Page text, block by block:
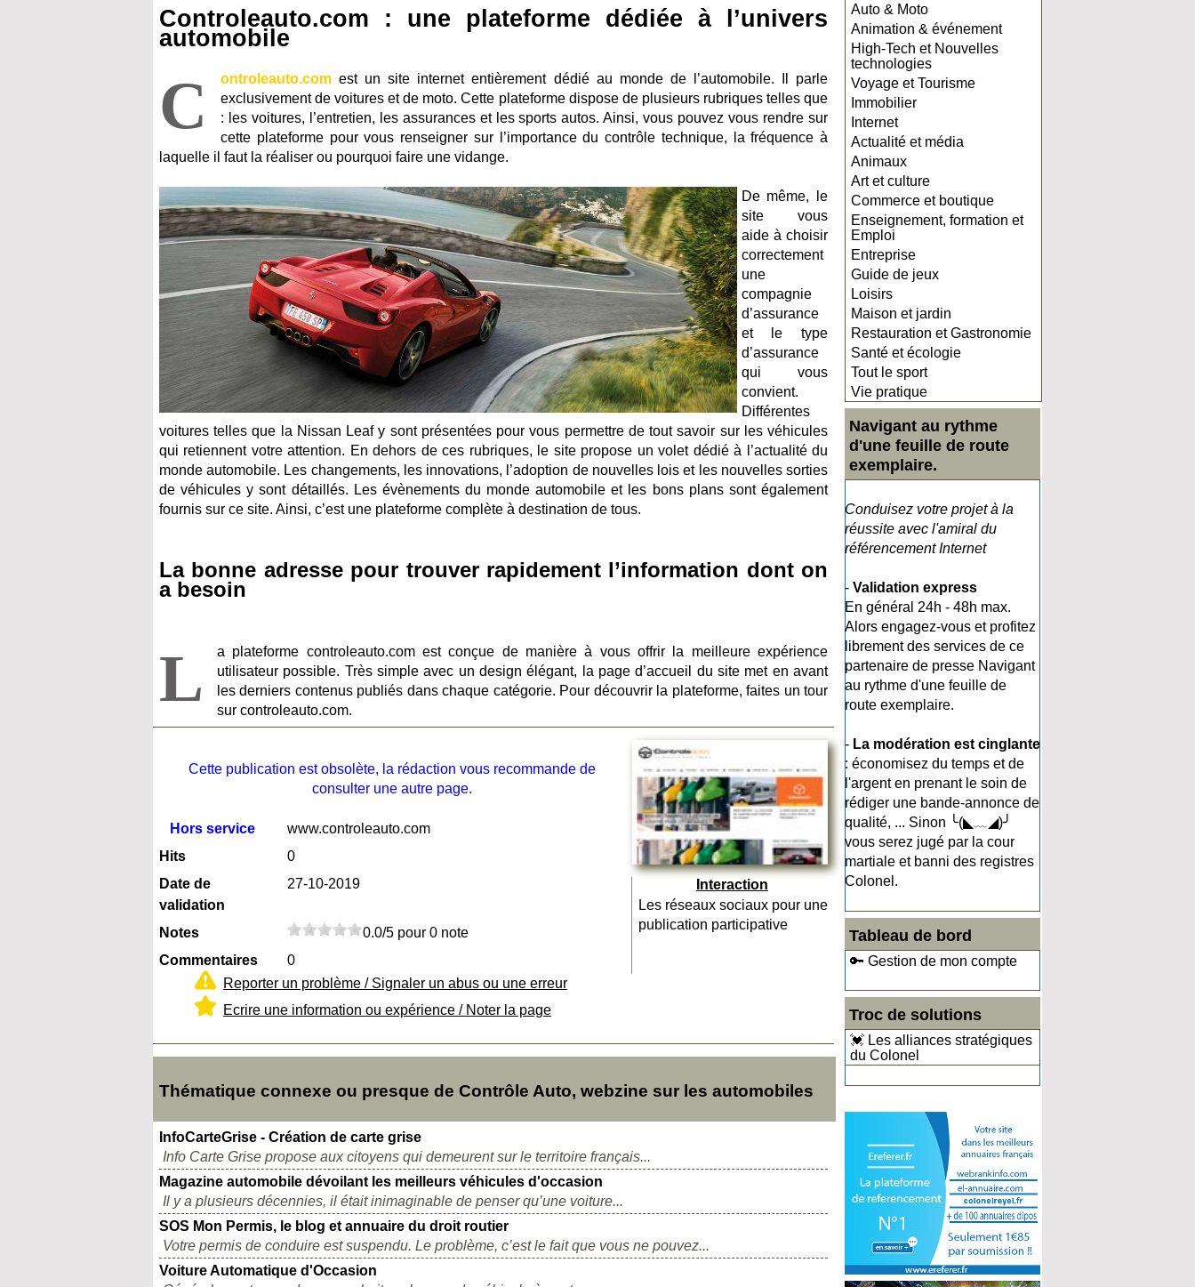
Auto & Moto
Animation & événement
High-Tech et Nouvelles
technologies
Voyage et Tourisme
Immobilier
Internet
Actualité et média
Animaux
Art et culture
Commerce et boutique
Enseignement, formation et
Emploi
Entreprise
Guide de jeux
Loisirs
Maison et jardin
Restauration et Gastronomie
Santé et écologie
Tout le sport
Vie pratique
Navigant au rythme
d'une feuille de route
exemplaire.
Conduisez votre projet à la
réussite avec l'amiral du
référencement Internet
- Validation express
En général 24h - 48h max.
Alors engagez-vous et profitez
librement des services de ce
partenaire de presse Navigant
au rythme d'une feuille de
route exemplaire.
- La modération est cinglante
: économisez du temps et de
l'argent en prenant le soin de
rédiger une bande-annonce de
qualité, ... Sinon ╰(◣﹏◢)╯
vous serez jugé par la cour
martiale et banni des registres
Colonel.
Tableau de bord
🔑 Gestion de mon compte
Troc de solutions
💓 Les alliances stratégiques
du Colonel
Controleauto.com : une plateforme dédiée à l’univers
automobile
C ontroleauto.com est un site internet entièrement dédié au monde de l’automobile. Il parle
exclusivement de voitures et de moto. Cette plateforme dispose de plusieurs rubriques telles que
: les voitures, l’entretien, les assurances et les sports autos. Ainsi, vous pouvez vous rendre sur
cette plateforme pour vous renseigner sur l’importance du contrôle technique, la fréquence à
laquelle il faut la réaliser ou pourquoi faire une vidange.
De même, le
site vous
aide à choisir
correctement
une
compagnie
d’assurance
et le type
d’assurance
qui vous
convient.
Différentes
voitures telles que la Nissan Leaf y sont présentées pour vous permettre de tout savoir sur les véhicules
qui retiennent votre attention. En dehors de ces rubriques, le site propose un volet dédié à l’actualité du
monde automobile. Les changements, les innovations, l’adoption de nouvelles lois et les nouvelles sorties
de véhicules y sont détaillés. Les évènements du monde automobile et les bons plans sont également
fournis sur ce site. Ainsi, c’est une plateforme complète à destination de tous.
La bonne adresse pour trouver rapidement l’information dont on
a besoin
L
a plateforme controleauto.com est conçue de manière à vous offrir la meilleure expérience
utilisateur possible. Très simple avec un design élégant, la page d’accueil du site met en avant
les derniers contenus publiés dans chaque catégorie. Pour découvrir la plateforme, faites un tour
sur controleauto.com.
Cette publication est obsolète, la rédaction vous recommande de
consulter une autre page.
Hors service
www.controleauto.com
Hits
0
Date de
validation
27-10-2019
Notes
0.0/5 pour 0 note
Commentaires
0
Reporter un problème / Signaler un abus ou une erreur
Ecrire une information ou expérience / Noter la page
Interaction
Les réseaux sociaux pour une
publication participative
Thématique connexe ou presque de Contrôle Auto, webzine sur les automobiles
InfoCarteGrise - Création de carte grise
Info Carte Grise propose aux citoyens qui demeurent sur le territoire français...
Magazine automobile dévoilant les meilleurs véhicules d'occasion
Il y a plusieurs décennies, il était inimaginable de penser qu’une voiture...
SOS Mon Permis, le blog et annuaire du droit routier
Votre permis de conduire est suspendu. Le problème, c’est le fait que vous ne pouvez...
Voiture Automatique d'Occasion